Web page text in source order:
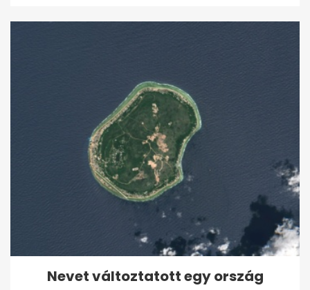
Nevet változtatott egy ország